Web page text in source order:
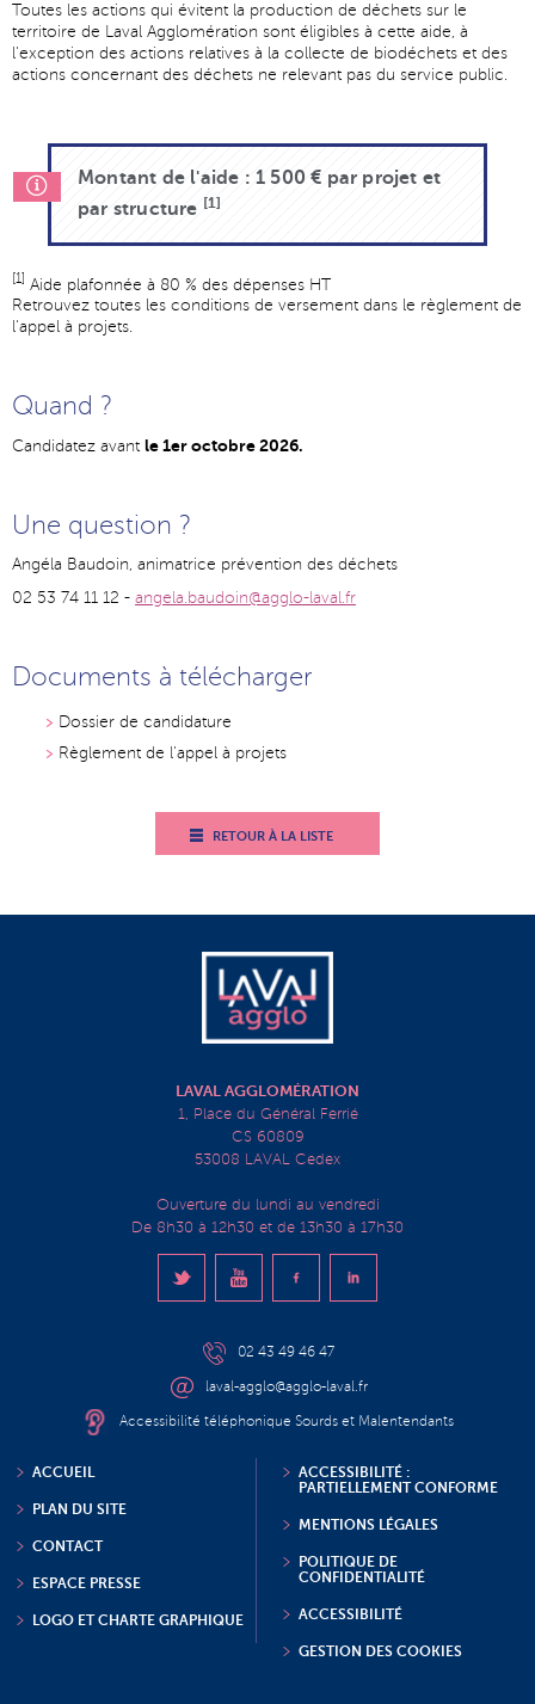
Toutes les actions qui évitent la production de déchets sur le
territoire de Laval Agglomération sont éligibles à cette aide, à
l'exception des actions relatives à la collecte de biodéchets et des
actions concernant des déchets ne relevant pas du service public.
Montant de l'aide : 1 500 € par projet et
par structure [1]
[1] Aide plafonnée à 80 % des dépenses HT
Retrouvez toutes les conditions de versement dans le règlement de
l'appel à projets.
Quand ?
Candidatez avant le 1er octobre 2026.
Une question ?
Angéla Baudoin, animatrice prévention des déchets
02 53 74 11 12 - angela.baudoin@agglo-laval.fr
Documents à télécharger
Dossier de candidature
Règlement de l'appel à projets
RETOUR À LA LISTE
LAVAL AGGLOMÉRATION
1, Place du Général Ferrié
CS 60809
53008 LAVAL Cedex
Ouverture du lundi au vendredi
De 8h30 à 12h30 et de 13h30 à 17h30
02 43 49 46 47
laval-agglo@agglo-laval.fr
Accessibilité téléphonique Sourds et Malentendants
ACCUEIL
PLAN DU SITE
CONTACT
ESPACE PRESSE
LOGO ET CHARTE GRAPHIQUE
ACCESSIBILITÉ :
PARTIELLEMENT CONFORME
MENTIONS LÉGALES
POLITIQUE DE
CONFIDENTIALITÉ
ACCESSIBILITÉ
GESTION DES COOKIES